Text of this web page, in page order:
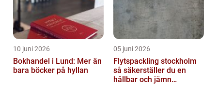
10 juni 2026
Bokhandel i Lund: Mer än
bara böcker på hyllan
05 juni 2026
Flytspackling stockholm
så säkerställer du en
hållbar och jämn